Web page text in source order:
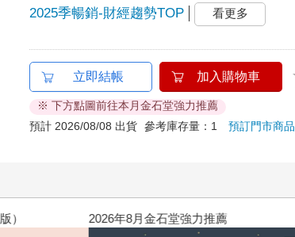
2025季暢銷-財經趨勢TOP 看更多
立即結帳 加入購物車
※ 下方點圖前往本月金石堂強力推薦
預計 2026/08/08 出貨 參考庫存量：1預訂門市商品
） 2026年8月金石堂強力推薦